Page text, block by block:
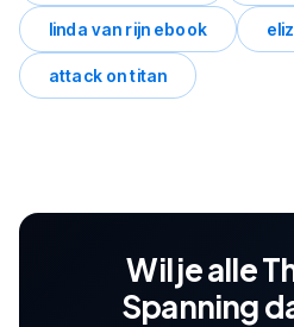
linda van rijn ebook
attack on titan
Wil je alle
Spanning